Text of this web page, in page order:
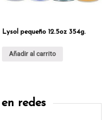
Lysol pequeño 12.5oz 354g.
Añadir al carrito
redes